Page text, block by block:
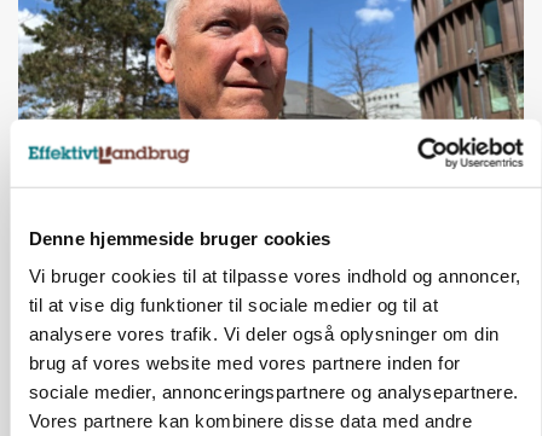
Denne hjemmeside bruger cookies
Vi bruger cookies til at tilpasse vores indhold og annoncer,
til at vise dig funktioner til sociale medier og til at
analysere vores trafik. Vi deler også oplysninger om din
brug af vores website med vores partnere inden for
sociale medier, annonceringspartnere og analysepartnere.
Vores partnere kan kombinere disse data med andre
Fjerkræbranchen: - Vi forlanger ens
konkurrence- og produktionsvilkår